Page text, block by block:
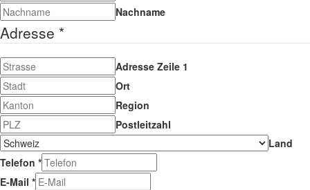
Nachname
Adresse *
Adresse Zeile 1
Ort
Region
Postleitzahl
Land
Telefon *
E-Mail *